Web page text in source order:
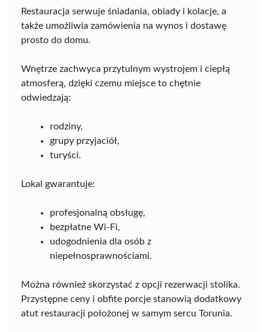
Restauracja serwuje śniadania, obiady i kolacje, a
także umożliwia zamówienia na wynos i dostawę
prosto do domu.
Wnętrze zachwyca przytulnym wystrojem i ciepłą
atmosferą, dzięki czemu miejsce to chętnie
odwiedzają:
rodziny,
grupy przyjaciół,
turyści.
Lokal gwarantuje:
profesjonalną obsługę,
bezpłatne Wi-Fi,
udogodnienia dla osób z
niepełnosprawnościami.
Można również skorzystać z opcji rezerwacji stolika.
Przystępne ceny i obfite porcje stanowią dodatkowy
atut restauracji położonej w samym sercu Torunia.